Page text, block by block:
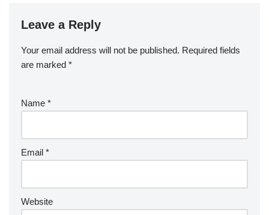
Leave a Reply
Your email address will not be published. Required fields
are marked *
Name *
Email *
Website